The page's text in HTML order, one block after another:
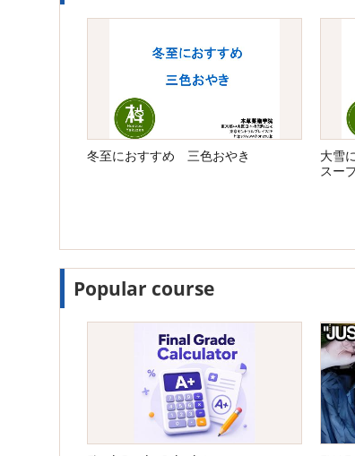
冬至におすすめ 三色おやき
大雪
スー
Popular course